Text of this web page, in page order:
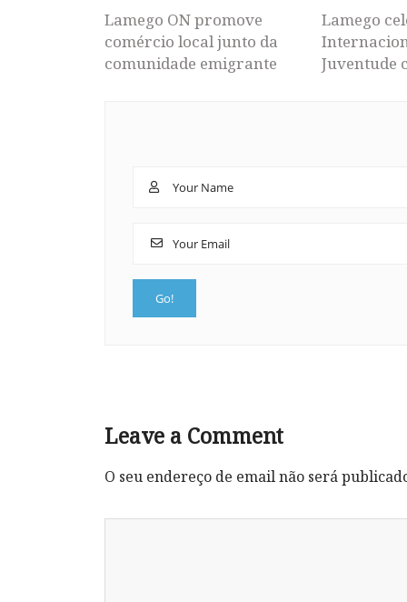
Lamego ON promove
comércio local junto da
comunidade emigrante
Lamego
Juventude
Leave a Comment
O seu endereço de email não será